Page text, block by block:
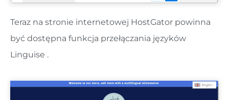
Teraz na stronie internetowej HostGator powinna
być dostępna funkcja przełączania języków
Linguise .